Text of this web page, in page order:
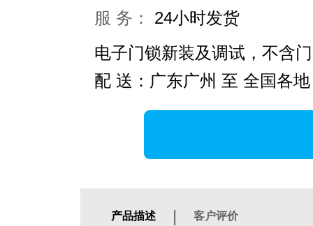
服 务：
24小时发货
电子门锁新装及调试，不含
配 送：广东广州 至 全国各地
产品描述 | 客户评价